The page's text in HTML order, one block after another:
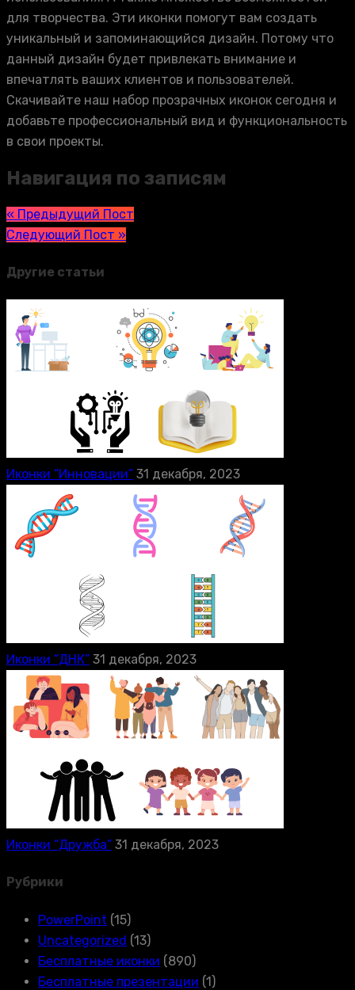
для творчества. Эти иконки помогут вам создать
уникальный и запоминающийся дизайн. Потому что
данный дизайн будет привлекать внимание и
впечатлять ваших клиентов и пользователей.
Скачивайте наш набор прозрачных иконок сегодня и
добавьте профессиональный вид и функциональность
в свои проекты.
Навигация по записям
« Предыдущий Пост
Следующий Пост »
Другие статьи
Иконки “Инновации” 31 декабря, 2023
Иконки “ДНК” 31 декабря, 2023
Иконки “Дружба” 31 декабря, 2023
Рубрики
PowerPoint (15)
Uncategorized (13)
Бесплатные иконки (890)
Бесплатные презентации (1)